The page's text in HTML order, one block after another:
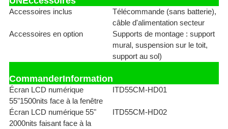
Accessoires inclus
Télécommande (sans batterie),
câble d'alimentation secteur
Accessoires en option
Supports de montage : support
mural, suspension sur le toit,
support au sol)
CommanderInformation
Écran LCD numérique
55"1500nits face à la fenêtre
ITD55CM-HD01
Écran LCD numérique 55"
2000nits faisant face à la
ITD55CM-HD02